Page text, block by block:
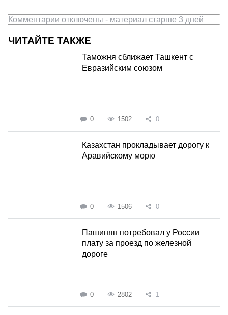
Комментарии отключены - материал старше 3 дней
ЧИТАЙТЕ ТАКЖЕ
Таможня сближает Ташкент с
Евразийским союзом
0 1502 0
Казахстан прокладывает дорогу к
Аравийскому морю
0 1506 0
Пашинян потребовал у России
плату за проезд по железной
дороге
0 2802 1